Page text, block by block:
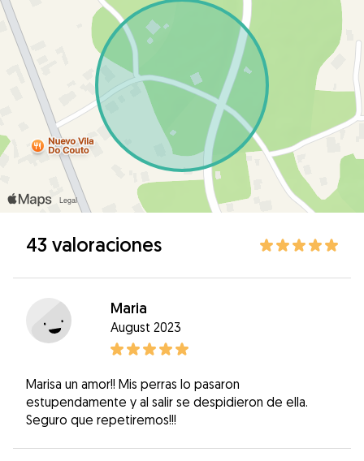
43 valoraciones
Maria
August 2023
Marisa un amor!! Mis perras lo pasaron
estupendamente y al salir se despidieron de ella.
Seguro que repetiremos!!!